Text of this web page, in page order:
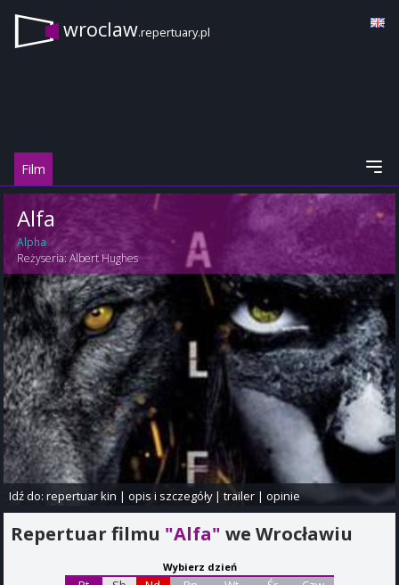
wroclaw.repertuary.pl
Film
Alfa
Alpha
Reżyseria:Albert Hughes
Idź do:repertuar kin |opis i szczegóły|trailer |opinie
Repertuar filmu "Alfa" we Wrocławiu
Wybierz dzień